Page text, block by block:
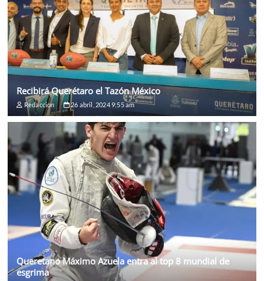
Recibirá Querétaro el Tazón México
Redaccion 26 abril, 2024 9:55 am
Queretano Máximo Azuela entra al top 8 mundial de
esgrima